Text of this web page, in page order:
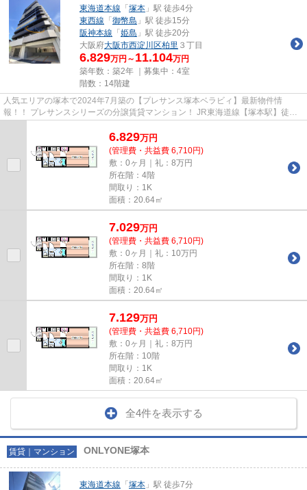
東海道本線 「 塚本 」駅 徒歩4分
東西線 「 御幣島 」駅 徒歩15分
阪神本線 「 姫島 」駅 徒歩20分
大阪府大阪市西淀川区柏里 ３丁目
6.829万円～ 11.104万円
築年数：築2年 ｜募集中： 4室
階数：14階建
人気エリアの塚本で2024年7月築の【プレサンス塚本ベラビィ】最新物件情
報！！ プレサンスシリーズの分譲賃貸マンション！ JR東海道線【塚本駅】徒歩4
6.829万円
(管理費・共益費 6,710円)
敷：0ヶ月｜礼：8万円
所在階：4階
間取り：1K
面積：20.64㎡
7.029万円
(管理費・共益費 6,710円)
敷：0ヶ月｜礼：10万円
所在階：8階
間取り：1K
面積：20.64㎡
7.129万円
(管理費・共益費 6,710円)
敷：0ヶ月｜礼：8万円
所在階：10階
間取り：1K
面積：20.64㎡
全4件を表示する
賃貸｜マンション ONLYONE塚本
東海道本線 「 塚本 」駅 徒歩7分